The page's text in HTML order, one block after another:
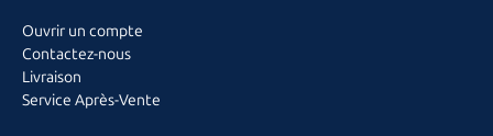
Ouvrir un compte
Contactez-nous
Livraison
Service Après-Vente